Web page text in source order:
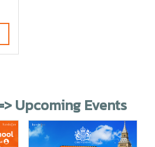
Upcoming Events